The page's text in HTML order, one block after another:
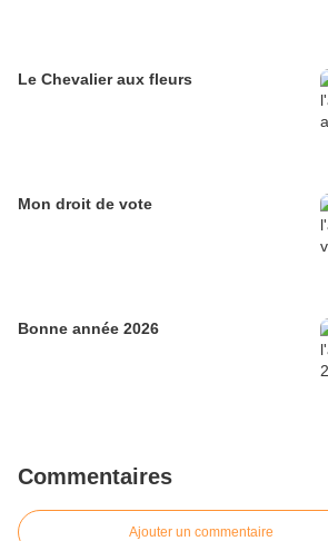
Le Chevalier aux fleurs
Mon droit de vote
Bonne année 2026
Commentaires
Ajouter un commentaire